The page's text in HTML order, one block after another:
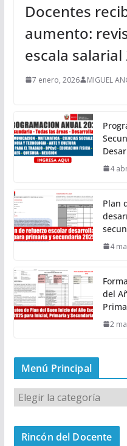
Docentes
aumento:
escala salarial
7 enero, 2026 MIGUEL
4
Plan
4
del
2
Menú Principal
M
e
n
Rincón del Docente